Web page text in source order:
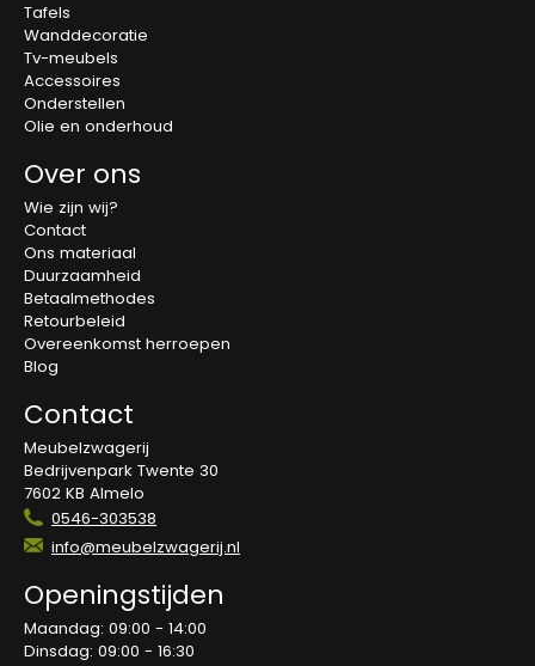
Tafels
Wanddecoratie
Tv-meubels
Accessoires
Onderstellen
Olie en onderhoud
Over ons
Wie zijn wij?
Contact
Ons materiaal
Duurzaamheid
Betaalmethodes
Retourbeleid
Overeenkomst herroepen
Blog
Contact
Meubelzwagerij
Bedrijvenpark Twente 30
7602 KB Almelo
0546-303538
info@meubelzwagerij.nl
Openingstijden
Maandag: 09:00 - 14:00
Dinsdag: 09:00 - 16:30